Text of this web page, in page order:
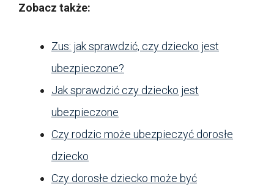
Zobacz także:
Zus: jak sprawdzić, czy dziecko jest
ubezpieczone?
Jak sprawdzić czy dziecko jest
ubezpieczone
Czy rodzic może ubezpieczyć dorosłe
dziecko
Czy dorosłe dziecko może być